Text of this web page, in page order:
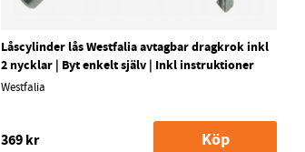
Låscylinder lås Westfalia avtagbar dragkrok inkl
2 nycklar | Byt enkelt själv | Inkl instruktioner
Westfalia
369 kr Köp